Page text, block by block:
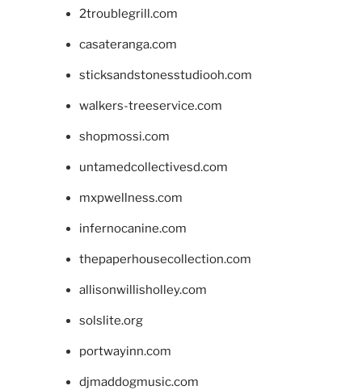
2troublegrill.com
casateranga.com
sticksandstonesstudiooh.com
walkers-treeservice.com
shopmossi.com
untamedcollectivesd.com
mxpwellness.com
infernocanine.com
thepaperhousecollection.com
allisonwillisholley.com
solslite.org
portwayinn.com
djmaddogmusic.com